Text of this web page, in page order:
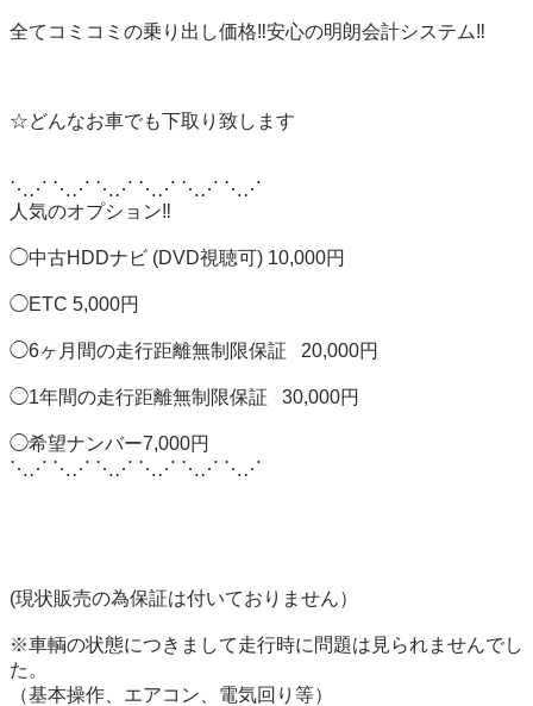
全てコミコミの乗り出し価格‼️安心の明朗会計システム‼️
☆どんなお車でも下取り致します
⋱⋰ ⋱⋰ ⋱⋰ ⋱⋰ ⋱⋰ ⋱⋰
人気のオプション‼️
◯中古HDDナビ (DVD視聴可) 10,000円
◯ETC 5,000円
◯6ヶ月間の走行距離無制限保証   20,000円
◯1年間の走行距離無制限保証   30,000円
◯希望ナンバー7,000円
⋱⋰ ⋱⋰ ⋱⋰ ⋱⋰ ⋱⋰ ⋱⋰
(現状販売の為保証は付いておりません）
※車輌の状態につきまして走行時に問題は見られませんでし
た。
（基本操作、エアコン、電気回り等）